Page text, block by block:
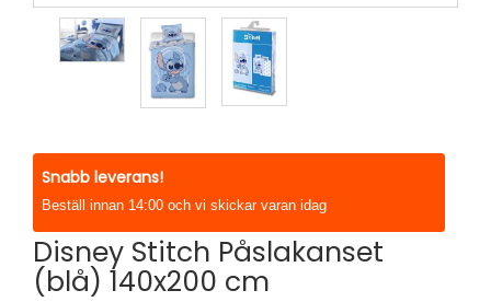
Snabb leverans!
Beställ innan 14:00 och vi skickar varan idag
Disney Stitch Påslakanset
(blå) 140x200 cm